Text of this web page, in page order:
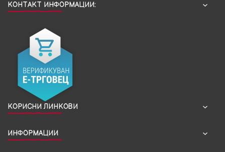
КОНТАКТ ИНФОРМАЦИИ:
КОРИСНИ ЛИНКОВИ
ИНФОРМАЦИИ